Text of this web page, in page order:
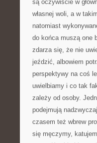
są oczywiście w
własnej woli, a w
natomiast
do końca muszą one
zdarza się, że nie
jeździć, albowiem
perspektywy na coś
uwielbiamy i co tak
zależy od osoby.
podejmują
czasem też wbrew
się męczymy,